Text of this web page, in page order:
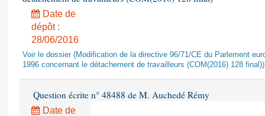
Date de
dépôt :
28/06/2016
Voir le dossier (Modification de la directive 96/71/CE du Parlement
1996 concernant le détachement de travailleurs (COM(2016) 128 final))
Question écrite n° 48488 de M. Auchedé Rémy
Date de